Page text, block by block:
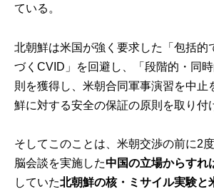
ている。
北朝鮮は米国が強く要求した「包括的
づくCVID」を回避し、「段階的・同
則を獲得し、米朝合同軍事演習を中止
鮮に対する安全の保証の原則を取り付
そしてこのことは、米朝交渉の前に2
脳会談を実施した中国の立場からすれ
していた北朝鮮の核・ミサイル実験と